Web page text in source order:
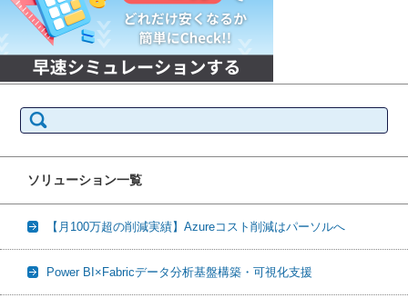
索:
ソリューション一覧
【月100万超の削減実績】Azureコスト削減はパーソルへ
Power BI×Fabricデータ分析基盤構築・可視化支援